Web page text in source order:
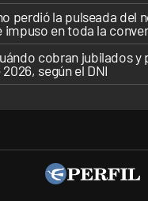
perdió la pulseada del
impuso en toda la
cobran jubilados y
según el DNI